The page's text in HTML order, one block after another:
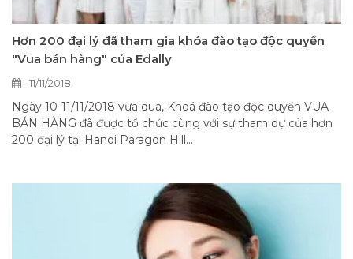
Hơn 200 đại lý đã tham gia khóa đào tạo độc quyền
"Vua bán hàng" của Edally
11/11/2018
Ngày 10-11/11/2018 vừa qua, Khoá đào tạo độc quyền VUA
BÁN HÀNG đã được tổ chức cùng với sự tham dự của hơn
200 đại lý tại Hanoi Paragon Hill...